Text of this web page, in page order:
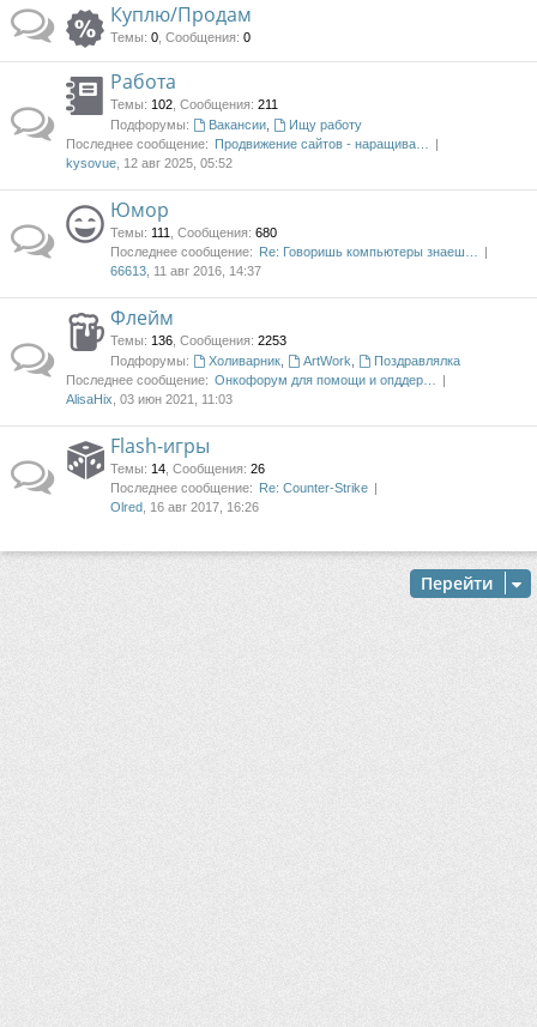
Куплю/Продам
Темы: 0 Сообщения: 0
Работа
Темы: 102 Сообщения: 211
Подфорумы:
Вакансии,
Ищу работу
Последнее сообщение: Продвижение сайтов - наращива…
kysovue , 12 авг 2025, 05:52
Юмор
Темы: 111 Сообщения: 680
Последнее сообщение: Re: Говоришь компьютеры знаеш…
66613 , 11 авг 2016, 14:37
Флейм
Темы: 136 Сообщения: 2253
Подфорумы:
Холиварник, ArtWork
Поздравлялка
Последнее сообщение: Онкофорум для помощи и опддер…
AlisaHix , 03 июн 2021, 11:03
Flash-игры
Темы: 14 Сообщения: 26
Последнее сообщение: Re: Counter-Strike
Olred , 16 авг 2017, 16:26
Перейти